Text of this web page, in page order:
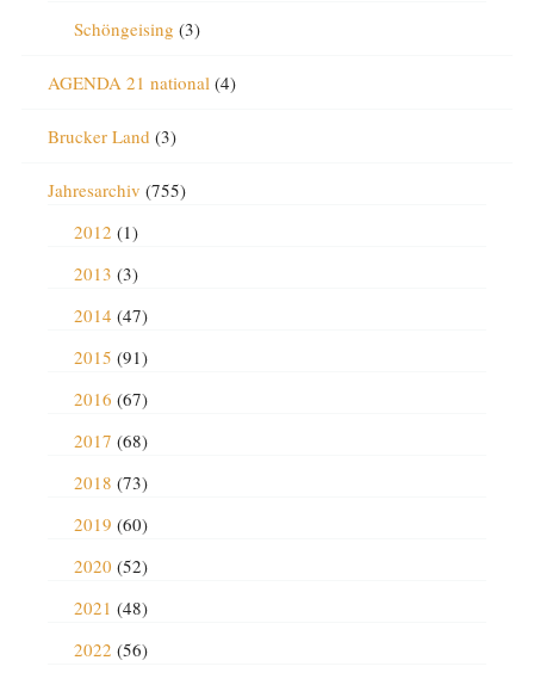
Schöngeising (3)
AGENDA 21 national(4)
Brucker Land (3)
Jahresarchiv (755)
2012 (1)
2013 (3)
2014 (47)
2015 (91)
2016 (67)
2017 (68)
2018 (73)
2019 (60)
2020 (52)
2021 (48)
2022 (56)